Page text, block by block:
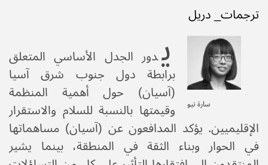
ترجمات_ دريل
سارة تيو
يدور الجدل الأساسي المتعلق
برابطة دول جنوب شرق آسيا
(آسيان) حول أهمية المنظمة
وقيمتها بالنسبة للسلام والاستقرار
الإقليميين. يؤكد المدافعون عن (آسيان) مساهماتها
في الحوار وبناء الثقة في المنطقة، بينما يشير